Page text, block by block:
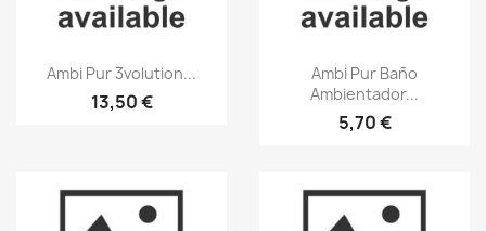
Aperçu rapide
Ambi Pur 3volution...
13,50 €
Aperçu rapide
Ambi Pur Baño
Ambientador...
5,70 €